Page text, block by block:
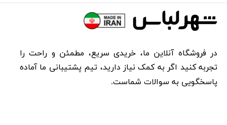
در فروشگاه آنلاین ما، خریدی سریع، مطمئن و راحت را
تجربه کنید اگر به کمک نیاز دارید، تیم پشتیبانی ما آماده
پاسخگویی به سوالات شماست.​​​​​​​